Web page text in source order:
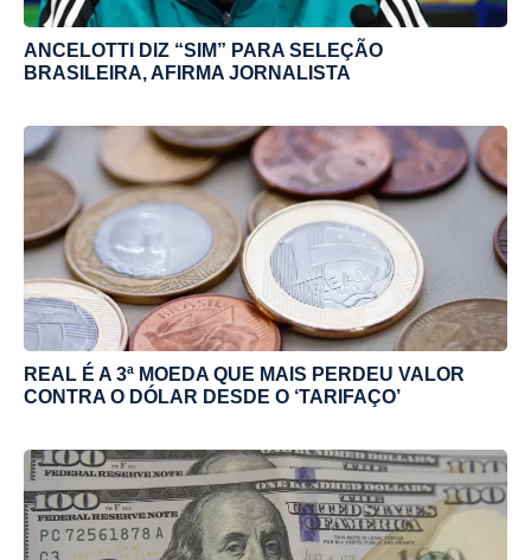
ANCELOTTI DIZ “SIM” PARA SELEÇÃO
BRASILEIRA, AFIRMA JORNALISTA
REAL É A 3ª MOEDA QUE MAIS PERDEU VALOR
CONTRA O DÓLAR DESDE O ‘TARIFAÇO’